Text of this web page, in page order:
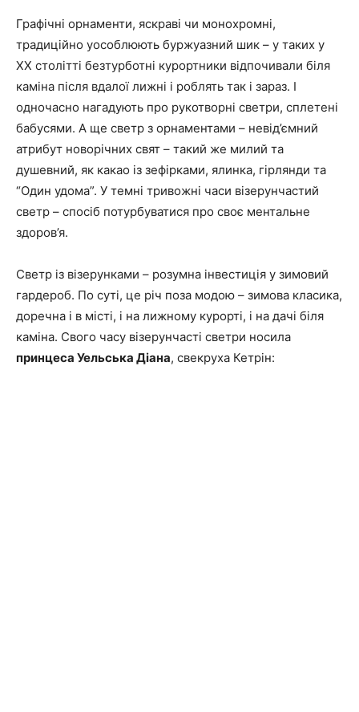
Графічні орнаменти, яскраві чи монохромні,
традиційно уособлюють буржуазний шик – у таких у
XX столітті безтурботні курортники відпочивали біля
каміна після вдалої лижні і роблять так і зараз. І
одночасно нагадують про рукотворні светри, сплетені
бабусями. А ще светр з орнаментами – невід’ємний
атрибут новорічних свят – такий же милий та
душевний, як какао із зефірками, ялинка, гірлянди та
“Один удома”. У темні тривожні часи візерунчастий
светр – спосіб потурбуватися про своє ментальне
здоров’я.
Светр із візерунками – розумна інвестиція у зимовий
гардероб. По суті, це річ поза модою – зимова класика,
доречна і в місті, і на лижному курорті, і на дачі біля
каміна. Свого часу візерунчасті светри носила
принцеса Уельська Діана, свекруха Кетрін: